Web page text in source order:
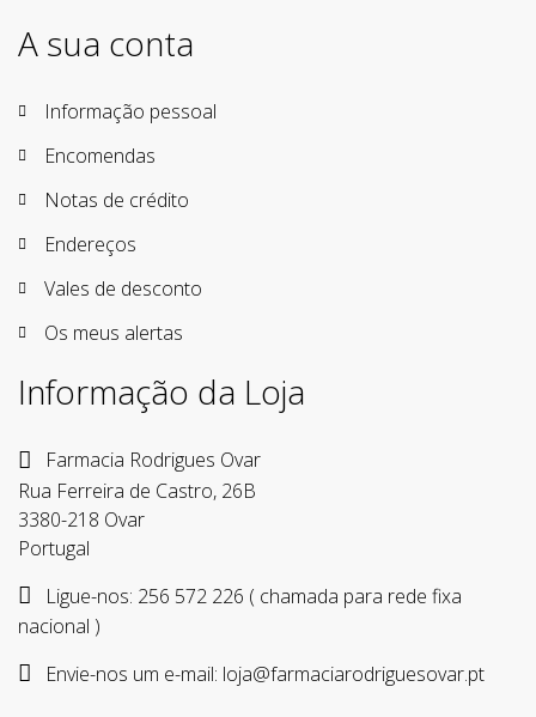
A sua conta
Informação pessoal
Encomendas
Notas de crédito
Endereços
Vales de desconto
Os meus alertas
Informação da Loja
Farmacia Rodrigues Ovar
Rua Ferreira de Castro, 26B
3380-218 Ovar
Portugal
Ligue-nos: 256 572 226 ( chamada para rede fixa
nacional )
Envie-nos um e-mail: loja@farmaciarodriguesovar.pt